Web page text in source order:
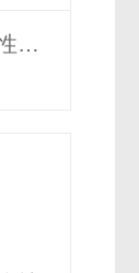
石材放射性检测仪/放射性检测仪